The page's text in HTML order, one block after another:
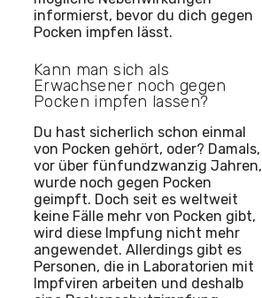
informierst, bevor du dich gegen
Pocken impfen lässt.
Kann man sich als
Erwachsener noch gegen
Pocken impfen lassen?
Du hast sicherlich schon einmal
von Pocken gehört, oder? Damals,
vor über fünfundzwanzig Jahren,
wurde noch gegen Pocken
geimpft. Doch seit es weltweit
keine Fälle mehr von Pocken gibt,
wird diese Impfung nicht mehr
angewendet. Allerdings gibt es
Personen, die in Laboratorien mit
Impfviren arbeiten und deshalb